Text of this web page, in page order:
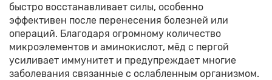
быстро восстанавливает силы, особенно
эффективен после перенесения болезней или
операций. Благодаря огромному количество
микроэлементов и аминокислот, мёд с пергой
усиливает иммунитет и предупреждает многие
заболевания связанные с ослабленным организмом.